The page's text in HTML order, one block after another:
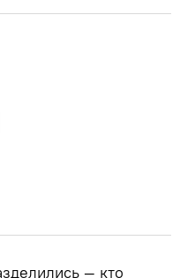
— кто